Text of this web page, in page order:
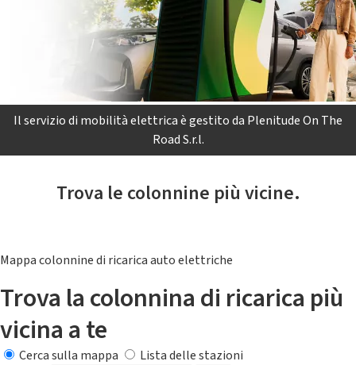
Il servizio di mobilità elettrica è gestito da Plenitude On The
Road S.r.l.
Trova le colonnine più vicine.
Mappa colonnine di ricarica auto elettriche
Trova la colonnina di ricarica più
vicina a te
Cerca sulla mappa
Lista delle stazioni